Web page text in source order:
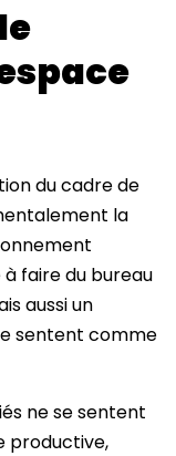
du cadre de
la
faire du bureau
aussi un
sentent comme
ne se sentent
productive,